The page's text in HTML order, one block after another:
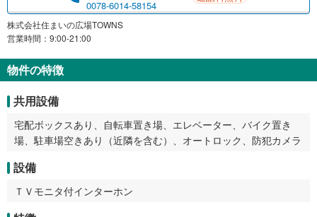
0078-6014-58154
株式会社住まいの広場TOWNS
営業時間：9:00-21:00
物件の特徴
共用設備
宅配ボックスあり、自転車置き場、エレベーター、バイク置き
場、駐車場空きあり（近隣を含む）、オートロック、防犯カメラ
設備
ＴＶモニタ付インターホン